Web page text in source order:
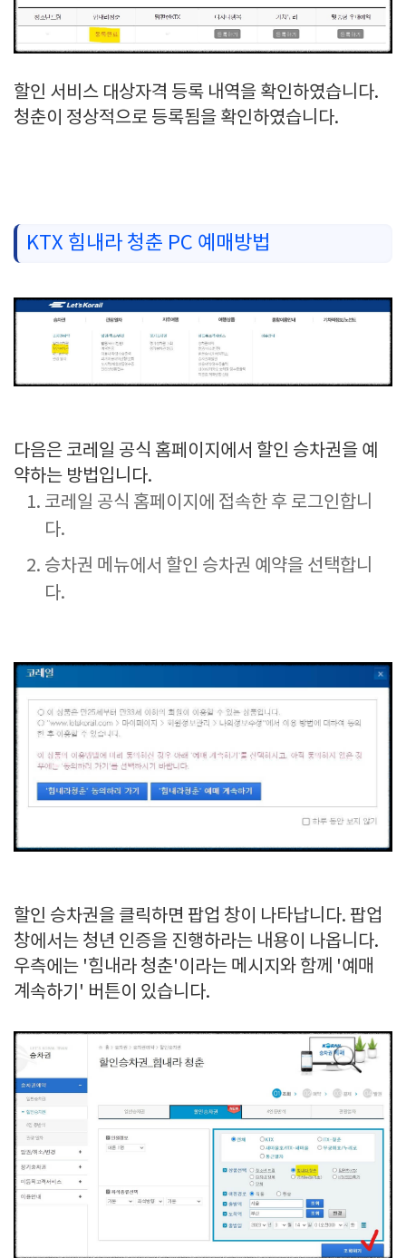
할인 서비스 대상자격 등록 내역을 확인하였습니다.
청춘이 정상적으로 등록됨을 확인하였습니다.
KTX 힘내라 청춘 PC 예매방법
다음은 코레일 공식 홈페이지에서 할인 승차권을 예
약하는 방법입니다.
코레일 공식 홈페이지에 접속한 후 로그인합니
다.
승차권 메뉴에서 할인 승차권 예약을 선택합니
다.
할인 승차권을 클릭하면 팝업 창이 나타납니다. 팝업
창에서는 청년 인증을 진행하라는 내용이 나옵니다.
우측에는 '힘내라 청춘'이라는 메시지와 함께 '예매
계속하기' 버튼이 있습니다.